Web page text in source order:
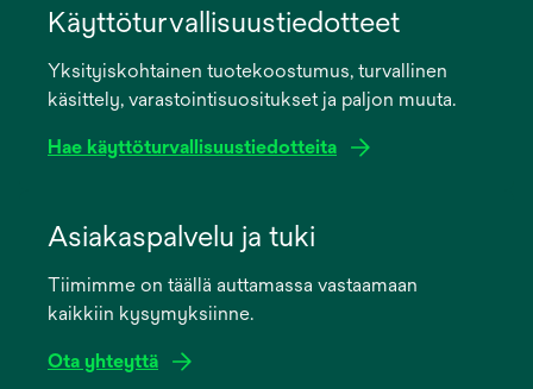
new
Käyttöturvallisuustiedotteet
Yksityiskohtainen tuotekoostumus, turvallinen
käsittely, varastointisuositukset ja paljon muuta.
Hae käyttöturvallisuustiedotteita
new
Asiakaspalvelu ja tuki
Tiimimme on täällä auttamassa vastaamaan
kaikkiin kysymyksiinne.
Ota yhteyttä